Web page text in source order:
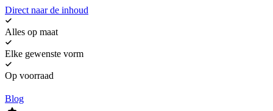
Direct naar de inhoud
Alles op maat
Elke gewenste vorm
Op voorraad
Blog